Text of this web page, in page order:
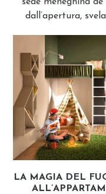
sede meneghina
dall’apertura,
LA MAGIA DEL